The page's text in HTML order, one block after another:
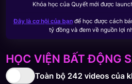
HỌC VIỆN BẤT ĐỘNG
Toàn bộ 242 videos của
Khóa học của Quyết mới được
Đây là cơ hội của bạnđể học được cách
tỷ đồng và đem về nguồn lợi